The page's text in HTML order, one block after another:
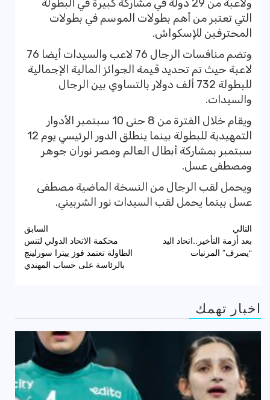
ولاعبة من 29 دولة في مشاركة كبيرة في البطولة
التي تعتبر من أهم بطولات الموسم في بطولات
المحترفين للإسكواش.
وتضم منافسات الرجال 76 لاعب والسيدات أيضا 76
لاعبة حيث تم تحديد قيمة الجوائز المالية الإجمالية
للبطولة 732 ألف دولار بالتساوي بين الرجال
والسيدات.
ويقام خلال الفترة من 8 حتى 10 سبتمبر الأدوار
التمهيدية للبطولة بينما ينطلق الدور الرئيسي يوم 12
سبتمبر بمشاركة أبطال العالم ومصر نوران جوهر
ومصطفى عسل.
ويحمل لقب الرجال من النسخة الماضية مصطفى
عسل بينما يحمل لقب السيدات نور الشربيني.
تصفّح
المقالات
السابق
محكمة الاتحاد الدولي لتنس
الطاولة تعتمد فوز ييترا سورلينج
بالرئاسة على حساب المهندي
التالي
بعد أزمة التأخير..اتحاد اليد
“يصرف” المرتبات
اخبار تهمك